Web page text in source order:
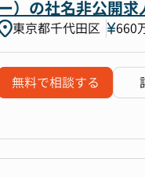
）の社名非公開求
東京都千代田区 660
無料で相談する